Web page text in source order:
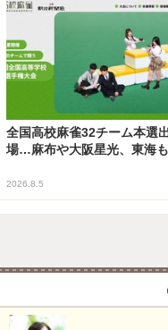
全国高校麻雀32チーム本選
場…麻布や大阪星光、東海も
2026.8.5